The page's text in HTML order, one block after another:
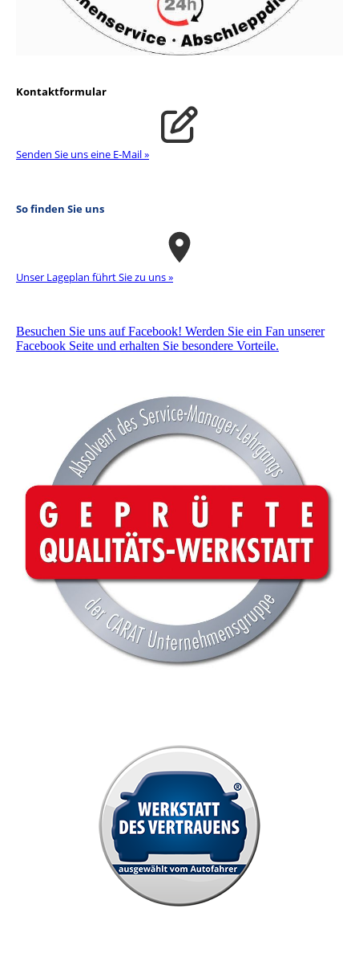
Kontaktformular
Senden Sie uns eine E-Mail »
So finden Sie uns
Unser La­ge­plan führt Sie zu uns »
Besuchen Sie uns auf Facebook! Werden Sie ein Fan unserer
Facebook Seite und erhalten Sie besondere Vorteile.